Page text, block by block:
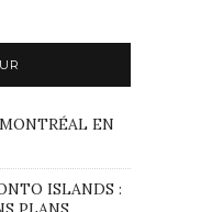
EN
ISLANDS :